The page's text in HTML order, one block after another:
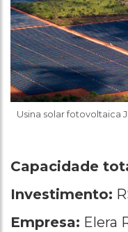
Usina solar fotovoltaica
Capacidade
Investimento:
Empresa: Elera